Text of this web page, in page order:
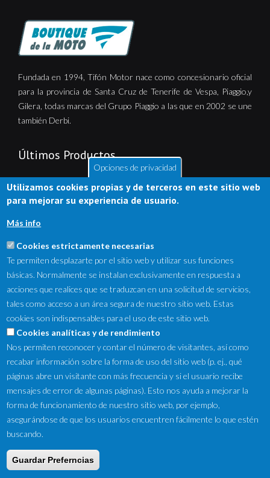
Fundada en 1994, Tifón Motor nace como concesionario oficial
para la provincia de Santa Cruz de Tenerife de Vespa, Piaggio,y
Gilera, todas marcas del Grupo Piaggio a las que en 2002 se une
también Derbi.
Últimos Productos
NewsLetter
Opciones de privacidad
Utilizamos cookies propias y de terceros en este sitio web
para mejorar su experiencia de usuario.
Más info
Cookies estrictamente necesarias
Te permiten desplazarte por el sitio web y utilizar sus funciones
básicas. Normalmente se instalan exclusivamente en respuesta a
acciones que realices que se traduzcan en una solicitud de servicios,
tales como acceso a un área segura de nuestro sitio web. Estas
cookies son indispensables para el uso de este sitio web.
Cookies analíticas y de rendimiento
Nos permiten reconocer y contar el número de visitantes, así como
recabar información sobre la forma de uso del sitio web (p. ej., qué
páginas abre un visitante con más frecuencia y si el usuario recibe
mensajes de error de algunas páginas). Esto nos ayuda a mejorar la
forma de funcionamiento de nuestro sitio web, por ejemplo,
asegurándose de que los usuarios encuentren fácilmente lo que estén
buscando.
Guardar Preferncias